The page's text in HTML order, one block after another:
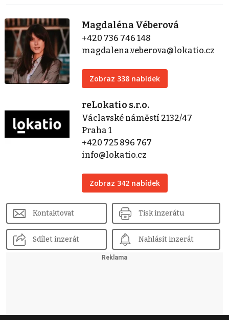
Magdaléna Véberová
+420 736 746 148
magdalena.veberova@lokatio.cz
Zobraz 338 nabídek
reLokatio s.r.o.
Václavské náměstí 2132/47
Praha 1
+420 725 896 767
info@lokatio.cz
Zobraz 342 nabídek
Kontaktovat Tisk inzerátu
Sdílet inzerát Nahlásit inzerát